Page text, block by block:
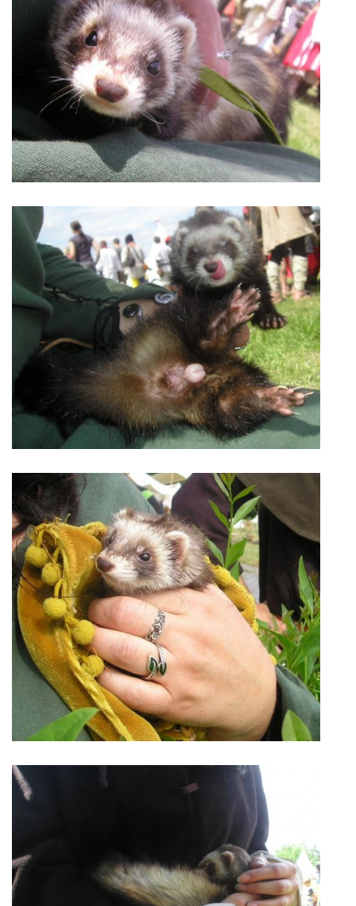
PÉČE O FRETKU
CHCI SI POŘÍDIT FRETKU
VÝCHOVA FRETKY
NEMOCI FRETEK
JAK FRETKA BYDLÍ
CESTOVÁNÍ S FRETKOU
JEDNA ČÍ VÍCE FRETEK?
KASTRACE
STRAVA
E - S H O P
HISTORIE 2022
O NÁS :-)
VÝROČNÍ ZPRÁVY
KONTAKT
JAK NÁM POMOCI
NATÁČENÍ V TELEVIZI